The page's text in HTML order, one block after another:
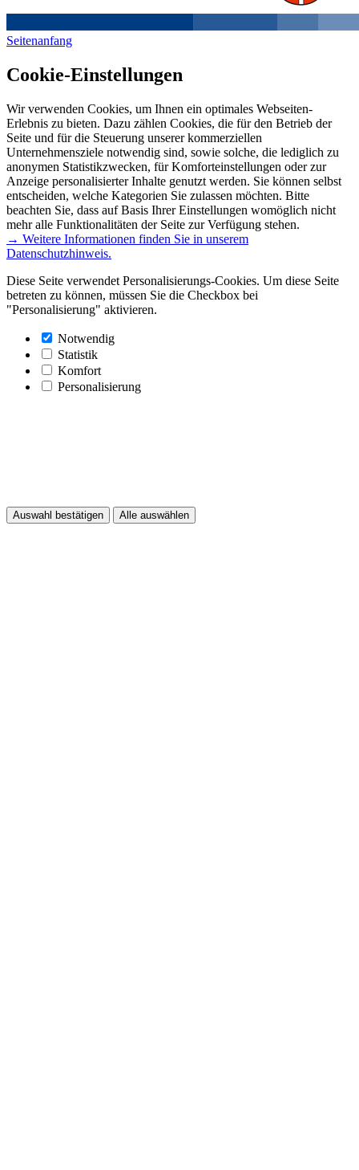
Seitenanfang
Cookie-Einstellungen
Wir verwenden Cookies, um Ihnen ein optimales Webseiten-
Erlebnis zu bieten. Dazu zählen Cookies, die für den Betrieb der
Seite und für die Steuerung unserer kommerziellen
Unternehmensziele notwendig sind, sowie solche, die lediglich zu
anonymen Statistikzwecken, für Komforteinstellungen oder zur
Anzeige personalisierter Inhalte genutzt werden. Sie können selbst
entscheiden, welche Kategorien Sie zulassen möchten. Bitte
beachten Sie, dass auf Basis Ihrer Einstellungen womöglich nicht
mehr alle Funktionalitäten der Seite zur Verfügung stehen.
→ Weitere Informationen finden Sie in unserem
Datenschutzhinweis.
Diese Seite verwendet Personalisierungs-Cookies. Um diese Seite
betreten zu können, müssen Sie die Checkbox bei
"Personalisierung" aktivieren.
Notwendig
Statistik
Komfort
Personalisierung
Auswahl bestätigen Alle auswählen